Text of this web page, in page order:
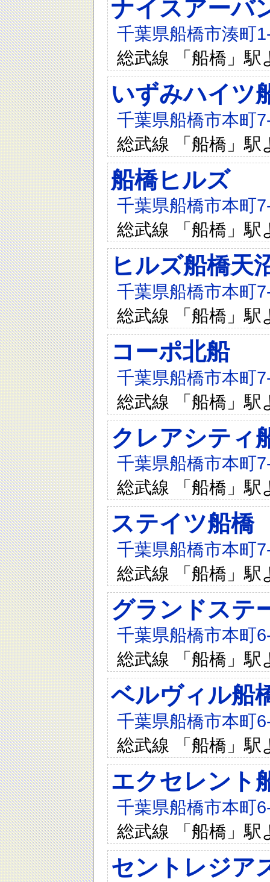
ナイスアーバ
千葉県船橋市湊町
総武線 「船橋」駅
いずみハイツ
千葉県船橋市本町
総武線 「船橋」駅
船橋ヒルズ
千葉県船橋市本町
総武線 「船橋」駅
ヒルズ船橋天
千葉県船橋市本町
総武線 「船橋」駅
コーポ北船
千葉県船橋市本町
総武線 「船橋」駅
クレアシティ
千葉県船橋市本町
総武線 「船橋」駅
ステイツ船橋
千葉県船橋市本町
総武線 「船橋」駅
グランドステ
千葉県船橋市本町
総武線 「船橋」駅
ベルヴィル船
千葉県船橋市本町
総武線 「船橋」駅
エクセレント
千葉県船橋市本町
総武線 「船橋」駅
セントレジア